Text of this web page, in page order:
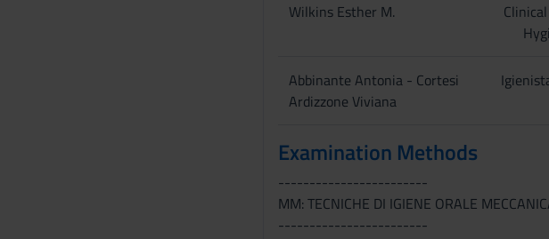
Wilkins Esther M.
Abbinante Antonia - Cortesi
Ardizzone Viviana
Examination Methods
------------------------
MM: TECNICHE DI IGIENE ORALE
------------------------